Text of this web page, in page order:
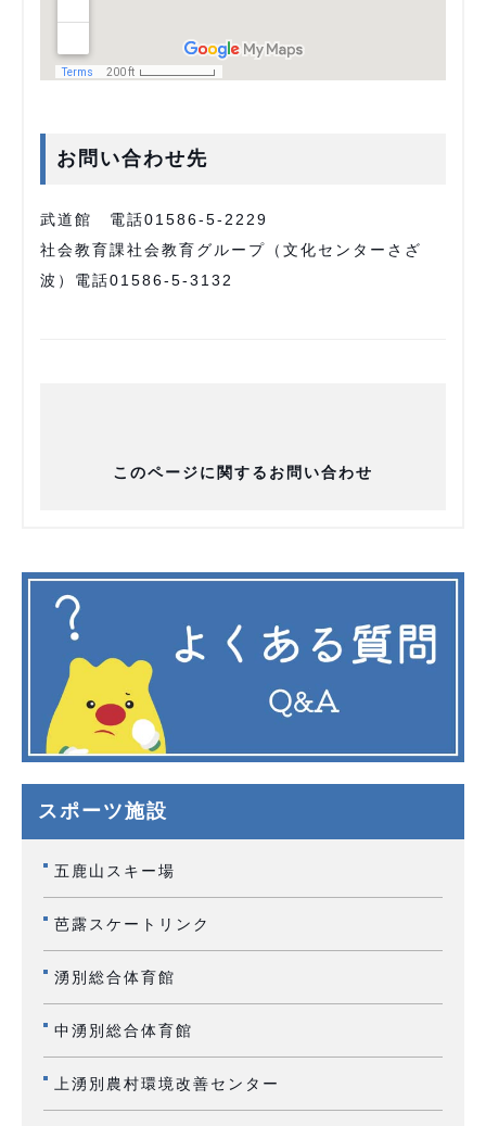
お問い合わせ先
武道館 電話01586-5-2229
社会教育課社会教育グループ（文化センターさざ
波）電話01586-5-3132
このページに関するお問い合わせ
スポーツ施設
五鹿山スキー場
芭露スケートリンク
湧別総合体育館
中湧別総合体育館
上湧別農村環境改善センター